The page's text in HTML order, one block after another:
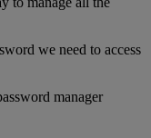
we need to access
manager